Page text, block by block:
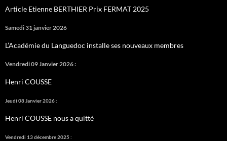
Article Etienne BERTHIER Prix FERMAT 2025
Samedi 31 janvier 2026
L’Académie du Languedoc installe ses nouveaux membres
Vendredi 09 Janvier 2026 :
Henri COUSSE
Jeudi 08 Janvier 2026 :
Henri COUSSE nous a quitté
Vendredi 13 décembre 2025 :